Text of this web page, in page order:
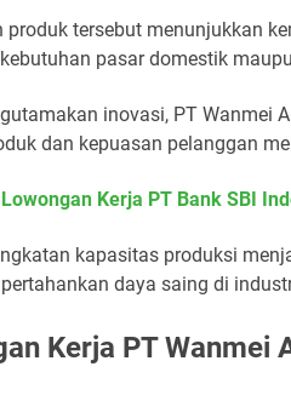
produk tersebut menunjukkan
pasar domestik
inovasi, PT Wanmei
dan kepuasan pelanggan
Lowongan Kerja PT Bank SBI
kapasitas produksi
daya saing di
Kerja PT Wanmei